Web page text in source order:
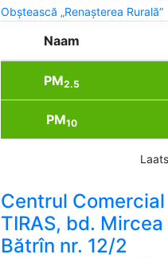
Obștească „Renașterea Rurală”
Naam
PM2.5
PM10
Centrul Comercial
TIRAS, bd.
Bătrîn nr. 12/2